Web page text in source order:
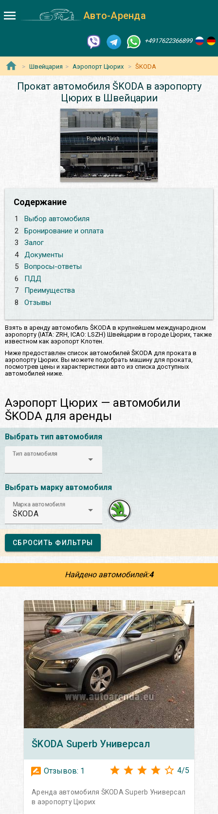
Авто-Аренда
+4917622366899
Швейцария Аэропорт Цюрих ŠKODA
Прокат автомобиля ŠKODA в аэропорту
Цюрих в Швейцарии
Содержание
1
Выбор автомобиля
2
Бронирование и оплата
3
Залог
4
Документы
5
Вопросы-ответы
6
ПДД
7
Преимущества
8
Отзывы
Взять в аренду автомобиль ŠKODA в крупнейшем международном
аэропорту (IATA: ZRH, ICAO: LSZH) Швейцарии в городе Цюрих, также
известном как аэропорт Клотен.
Ниже предоставлен список автомобилей ŠKODA для проката в
аэропорту Цюрих. Вы можете подобрать машину для проката,
посмотрев цены и характеристики авто из списка доступных
автомобилей ниже.
Аэропорт Цюрих — автомобили
ŠKODA для аренды
Выбрать тип автомобиля
Тип автомобиля
Выбрать марку автомобиля
Марка автомобиля
ŠKODA
СБРОСИТЬ ФИЛЬТРЫ
Найдено автомобилей:4
ŠKODA Superb Универсал
Отзывов: 1 4/5
Аренда автомобиля ŠKODA Superb Универсал
в аэропорту Цюрих